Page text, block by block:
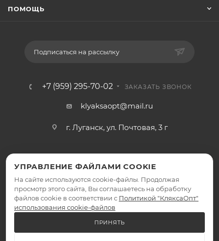
ПОМОЩЬ
Подписаться на рассылку
+7 (959) 295-70-02 ЗАКАЗАТЬ ЗВОНОК
klyaksaopt@mail.ru
г. Луганск, ул. Почтовая, 3 г
2026 © КляксаОпт - интернет-магазин
УПРАВЛЕНИЕ ФАЙЛАМИ COOKIE
На сайте используются cookie-файлы. Продолжая
просмотр этого сайта, Вы соглашаетесь на обработку
файлов cookie в соответствии с Политикой "КляксаОпт"
использования cookie-файлов
ПРИНЯТЬ